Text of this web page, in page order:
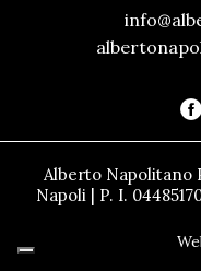
Alberto Napolitano
Napoli | P. I.